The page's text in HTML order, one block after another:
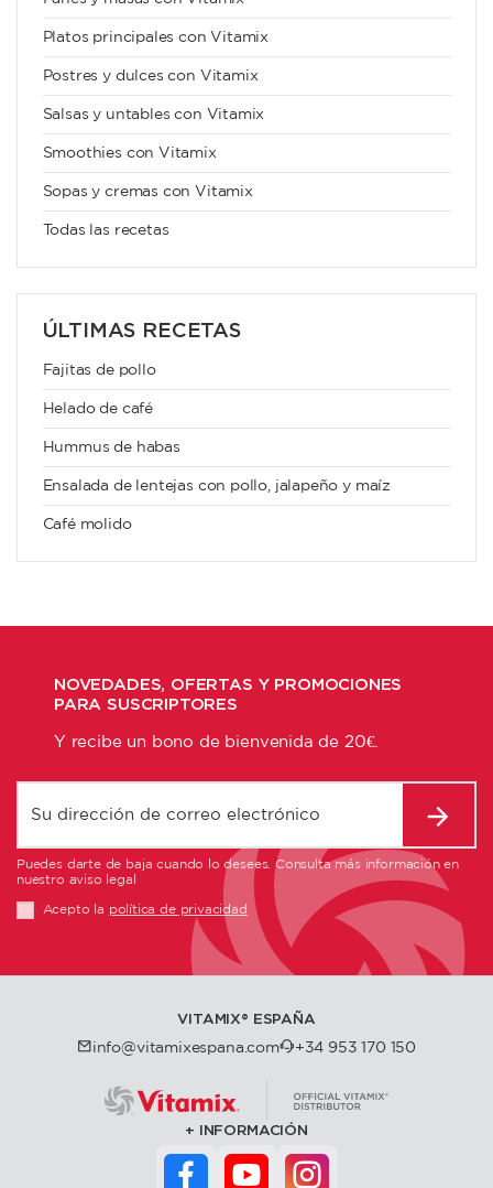
Platos principales con Vitamix
Postres y dulces con Vitamix
Salsas y untables con Vitamix
Smoothies con Vitamix
Sopas y cremas con Vitamix
Todas las recetas
ÚLTIMAS RECETAS
Fajitas de pollo
Helado de café
Hummus de habas
Ensalada de lentejas con pollo, jalapeño y maíz
Café molido
NOVEDADES, OFERTAS Y PROMOCIONES
PARA SUSCRIPTORES
Y recibe un bono de bienvenida de 20€.
Puedes darte de baja cuando lo desees. Consulta más información en
nuestro aviso legal
Acepto la política de privacidad
VITAMIX®️ ESPAÑA
info@vitamixespana.com +34 953 170 150
INFORMACIÓN